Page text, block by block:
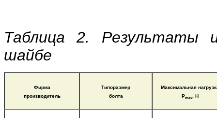
Таблица 2. Результаты
шайбе
Фирма
производитель
Типоразмер
болта
Максимальная
Рmax , Н